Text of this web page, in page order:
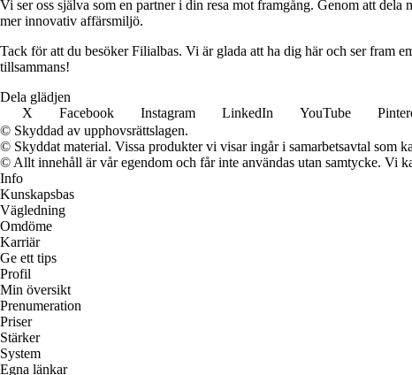
Vi ser oss själva som en partner i din resa mot framgång. Genom att
mer innovativ affärsmiljö.
Tack för att du besöker Filialbas. Vi är glada att ha dig här och ser fram
tillsammans!
Dela glädjen
X
Facebook Instagram LinkedIn YouTube
© Skyddad av upphovsrättslagen.
© Skyddat material. Vissa produkter vi visar ingår i samarbetsavtal som
© Allt innehåll är vår egendom och får inte användas utan samtycke. Vi
Info
Kunskapsbas
Vägledning
Omdöme
Karriär
Ge ett tips
Profil
Min översikt
Prenumeration
Priser
Stärker
System
Egna länkar